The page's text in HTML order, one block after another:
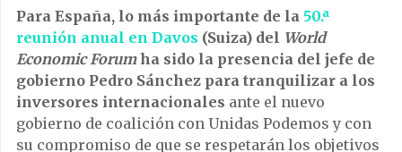
Para España, lo más importante de la 50.ª
reunión anual en Davos (Suiza) del World
Economic Forumha sido la presencia del jefe de
gobierno Pedro Sánchez para tranquilizar a los
inversores internacionales ante el nuevo
gobierno de coalición con Unidas Podemos y con
su compromiso de que se respetarán los objetivos